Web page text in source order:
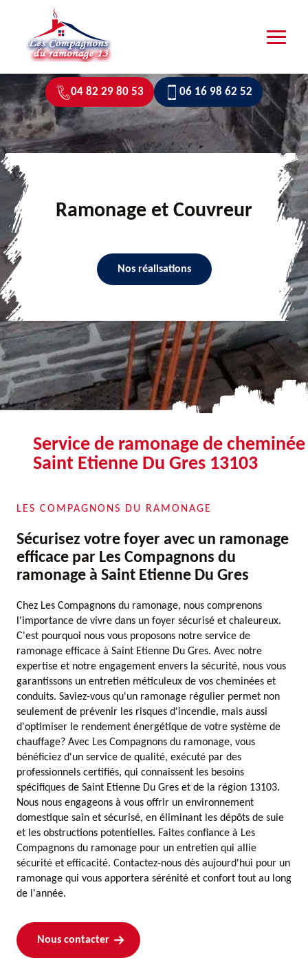
04 82 29 80 53 06 16 98 62 52
Ramonage et Couvreur
Nos réalisations
Service de ramonage de cheminée
Saint Etienne Du Gres 13103
LES COMPAGNONS DU RAMONAGE
Sécurisez votre foyer avec un ramonage
efficace par Les Compagnons du
ramonage à Saint Etienne Du Gres
Chez Les Compagnons du ramonage, nous comprenons
l'importance de vivre dans un foyer sécurisé et chaleureux.
C'est pourquoi nous vous proposons notre service de
ramonage efficace à Saint Etienne Du Gres. Avec notre
expertise et notre engagement envers la sécurité, nous vous
garantissons un entretien méticuleux de vos cheminées et
conduits. Saviez-vous qu'un ramonage régulier permet non
seulement de prévenir les risques d'incendie, mais aussi
d'optimiser le rendement énergétique de votre système de
chauffage? Avec Les Compagnons du ramonage, vous
bénéficiez d'un service de qualité, exécuté par des
professionnels certifiés, qui connaissent les besoins
spécifiques de Saint Etienne Du Gres et de la région 13103.
Nous nous engageons à vous offrir un environnement
domestique sain et sécurisé, en éliminant les dépôts de suie
et les obstructions potentielles. Faites confiance à Les
Compagnons du ramonage pour un entretien qui allie
sécurité et efficacité. Contactez-nous dès aujourd'hui pour un
ramonage qui vous apportera sérénité et confort tout au long
de l'année.
Nous contacter